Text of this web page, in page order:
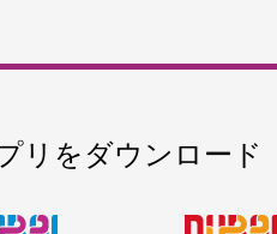
リをダウンロード